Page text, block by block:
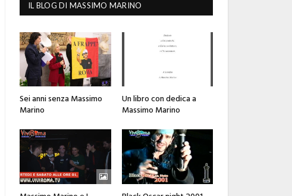
IL BLOG DI MASSIMO MARINO
Sei anni senza Massimo
Marino
Un libro con dedica a
Massimo Marino